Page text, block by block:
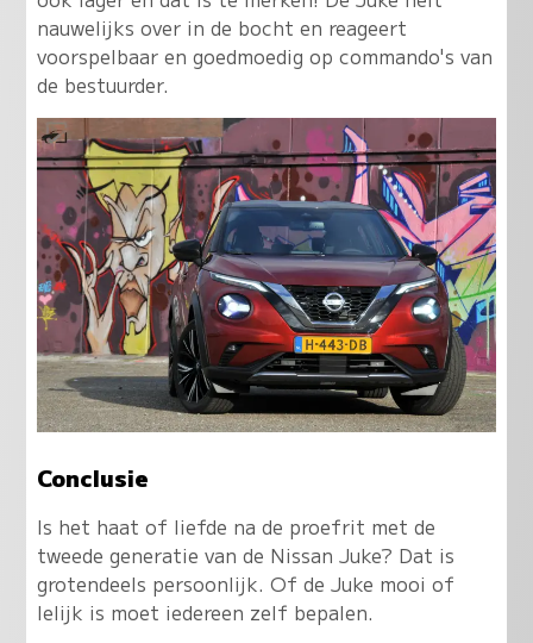
nauwelijks over in de bocht en reageert
voorspelbaar en goedmoedig op commando's van
de bestuurder.
Conclusie
Is het haat of liefde na de proefrit met de
tweede generatie van de Nissan Juke? Dat is
grotendeels persoonlijk. Of de Juke mooi of
lelijk is moet iedereen zelf bepalen.